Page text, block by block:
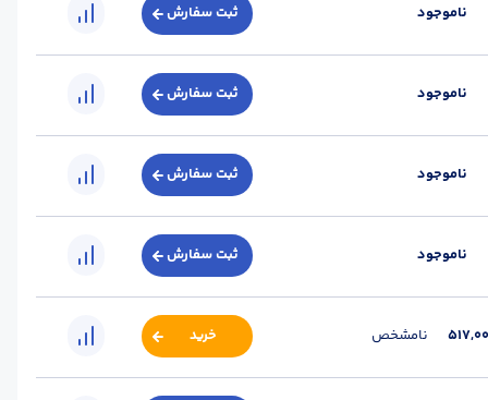
برند :خلیج
ناموجود ثبت سفارش
کیلوگرم
ناموجود ثبت سفارش
کیلوگرم برند :ناموجود ثبت سفارش
کیلوگرم
ناموجود ثبت سفارش
کیلوگرم برند :آتیه خلیج فارسنامشخص خرید